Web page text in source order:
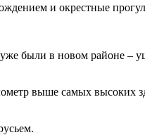
и окрестные
были в новом районе –
выше самых высоких